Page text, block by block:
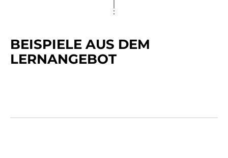
BEISPIELE AUS DEM
LERNANGEBOT